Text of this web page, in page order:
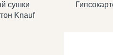
сушки
Knauf